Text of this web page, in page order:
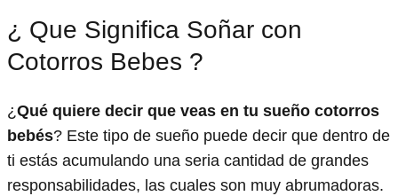
¿ Que Significa Soñar con
Cotorros Bebes ?
¿Qué quiere decir que veas en tu sueño cotorros
bebés? Este tipo de sueño puede decir que dentro de
ti estás acumulando una seria cantidad de grandes
responsabilidades, las cuales son muy abrumadoras.